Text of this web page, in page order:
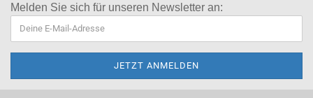
Melden Sie sich für unseren Newsletter an: